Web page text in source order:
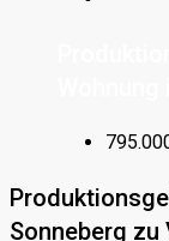
Sonneberg zu